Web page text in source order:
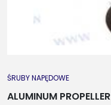
ŚRUBY NAPĘDOWE
ALUMINUM PROPELLER